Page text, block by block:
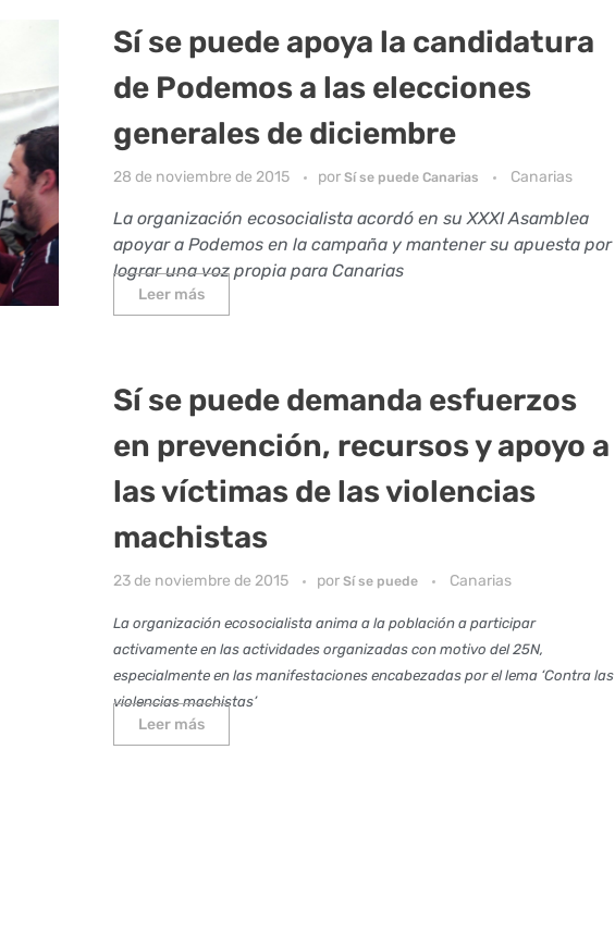
Sí se puede apoya la candidatura
de Podemos a las elecciones
generales de diciembre
28 de noviembre de 2015 por Sí se puede Canarias Canarias
La organización ecosocialista acordó en su XXXI Asamblea
apoyar a Podemos en la campaña y mantener su apuesta por
lograr una voz propia para Canarias
Leer más
Sí se puede demanda esfuerzos
en prevención, recursos y apoyo a
las víctimas de las violencias
machistas
23 de noviembre de 2015 por Sí se puede Canarias
La organización ecosocialista anima a la población a participar
activamente en las actividades organizadas con motivo del 25N,
especialmente en las manifestaciones encabezadas por el lema ‘Contra las
violencias machistas’
Leer más